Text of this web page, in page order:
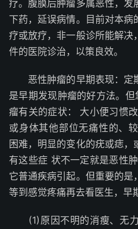
疗。腹膜后肿瘤多属恶性，发
下药，延误病情。目前对本
疗或放疗，非一般诊所能解决
件的医院诊治，以策良效。
恶性肿瘤的早期表现：定
是早期发现肿瘤的好方法。
瘤有关的症状： 大小便习惯
或身体其他部位无痛性的、
困难，明显的变化的疣或痣，
有这些症 状不一定就是恶性
它普通疾病引起。但重要的
等到感觉疼痛再去看医生，早
(1)原因不明的消瘦、无力